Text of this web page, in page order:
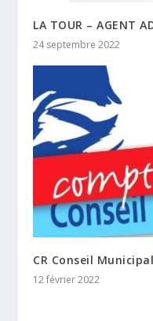
LA TOUR – AGENT
24 septembre 2022
CR Conseil
12 février 2022